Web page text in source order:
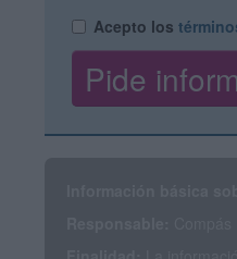
Acepto los